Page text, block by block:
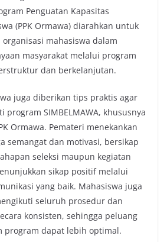
Penguatan Kapasitas
(PPK Ormawa) diarahkan untuk
mahasiswa dalam
masyarakat melalui program
dan berkelanjutan.
juga diberikan tips praktis agar
program SIMBELMAWA, khususnya
Ormawa. Pemateri menekankan
semangat dan motivasi, bersikap
seleksi maupun kegiatan
sikap positif melalui
yang baik. Mahasiswa juga
seluruh prosedur dan
konsisten, sehingga peluang
program dapat lebih optimal.